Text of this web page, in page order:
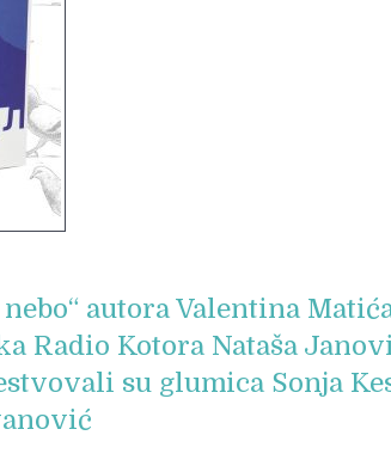
autora Valentina
Radio Kotora Nataša
su glumica Sonja